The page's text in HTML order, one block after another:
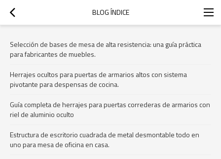
BLOG ÍNDICE
Selección de bases de mesa de alta resistencia: una guía práctica
para fabricantes de muebles.
Herrajes ocultos para puertas de armarios altos con sistema
pivotante para despensas de cocina.
Guía completa de herrajes para puertas correderas de armarios con
riel de aluminio oculto
Estructura de escritorio cuadrada de metal desmontable todo en
uno para mesa de oficina en casa.